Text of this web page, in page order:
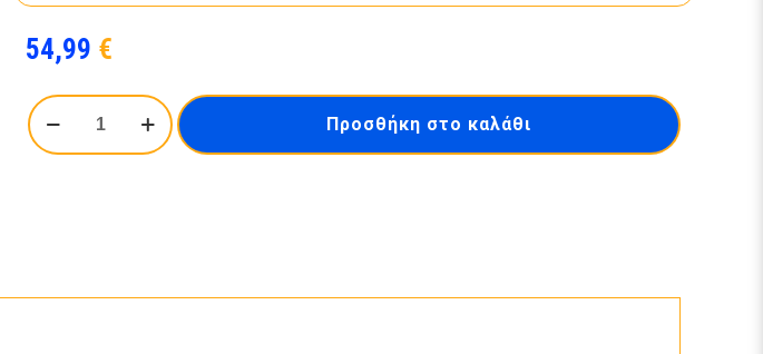
54,99 €
MAISTO
1:18
Προσθήκη στο καλάθι